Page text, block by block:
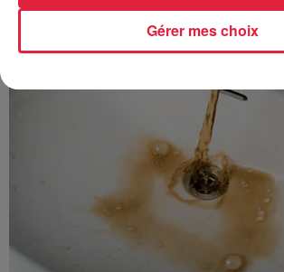
Gérer mes choix